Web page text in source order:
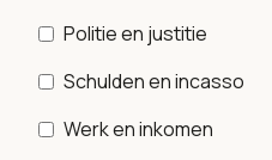
Politie en justitie
Schulden en incasso
Werk en inkomen